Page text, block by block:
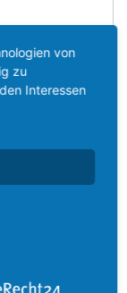
von
zu
Interessen